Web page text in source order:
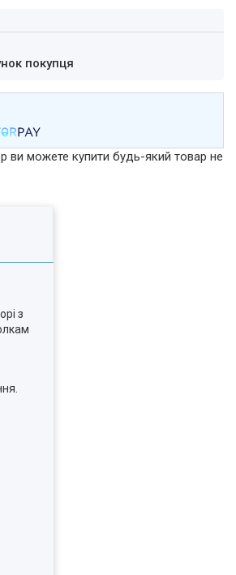
покупця
ви можете купити будь-який товар не
з